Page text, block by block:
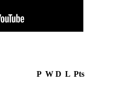
P W D L Pts